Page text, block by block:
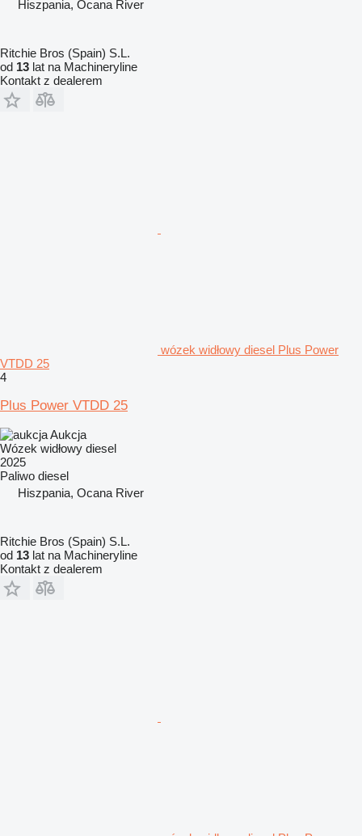
Hiszpania, Ocana River
Ritchie Bros (Spain) S.L.
od 13 lat na Machineryline
Kontakt z dealerem
wózek widłowy diesel Plus Power
VTDD 25
4
Plus Power VTDD 25
Aukcja
Wózek widłowy diesel
2025
Paliwo diesel
Hiszpania, Ocana River
Ritchie Bros (Spain) S.L.
od 13 lat na Machineryline
Kontakt z dealerem